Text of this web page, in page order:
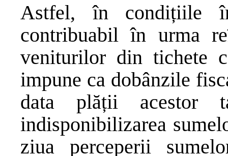
Astfel, în condițiile
contribuabil în urma
veniturilor din tichete
impune ca dobânzile
data plății acestor
indisponibilizarea
ziua perceperii